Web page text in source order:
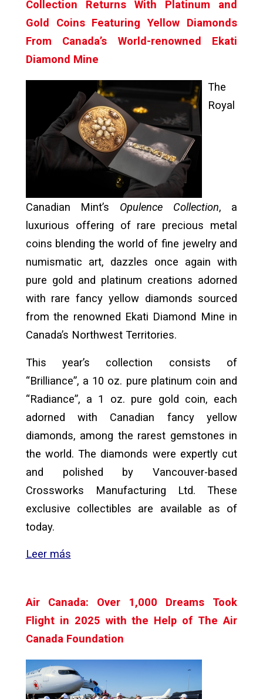
Collection Returns With Platinum and
Gold Coins Featuring Yellow Diamonds
From Canada’s World-renowned Ekati
Diamond Mine
The
Royal
Canadian Mint’s Opulence Collection, a
luxurious offering of rare precious metal
coins blending the world of fine jewelry and
numismatic art, dazzles once again with
pure gold and platinum creations adorned
with rare fancy yellow diamonds sourced
from the renowned Ekati Diamond Mine in
Canada’s Northwest Territories.
This year’s collection consists of
“Brilliance”, a 10 oz. pure platinum coin and
“Radiance”, a 1 oz. pure gold coin, each
adorned with Canadian fancy yellow
diamonds, among the rarest gemstones in
the world. The diamonds were expertly cut
and polished by Vancouver-based
Crossworks Manufacturing Ltd. These
exclusive collectibles are available as of
today.
Leer más
Air Canada: Over 1,000 Dreams Took
Flight in 2025 with the Help of The Air
Canada Foundation